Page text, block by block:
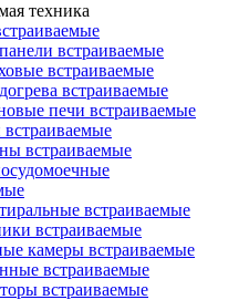
техника
встраиваемые
встраиваемые
встраиваемые
печи встраиваемые
встраиваемые
встраиваемые
встраиваемые
камеры встраиваемые
встраиваемые
встраиваемые